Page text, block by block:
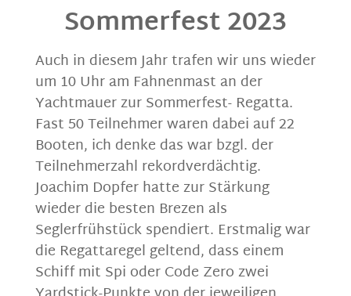
Sommerfest 2023
Auch in diesem Jahr trafen wir uns wieder
um 10 Uhr am Fahnenmast an der
Yachtmauer zur Sommerfest- Regatta.
Fast 50 Teilnehmer waren dabei auf 22
Booten, ich denke das war bzgl. der
Teilnehmerzahl rekordverdächtig.
Joachim Dopfer hatte zur Stärkung
wieder die besten Brezen als
Seglerfrühstück spendiert. Erstmalig war
die Regattaregel geltend, dass einem
Schiff mit Spi oder Code Zero zwei